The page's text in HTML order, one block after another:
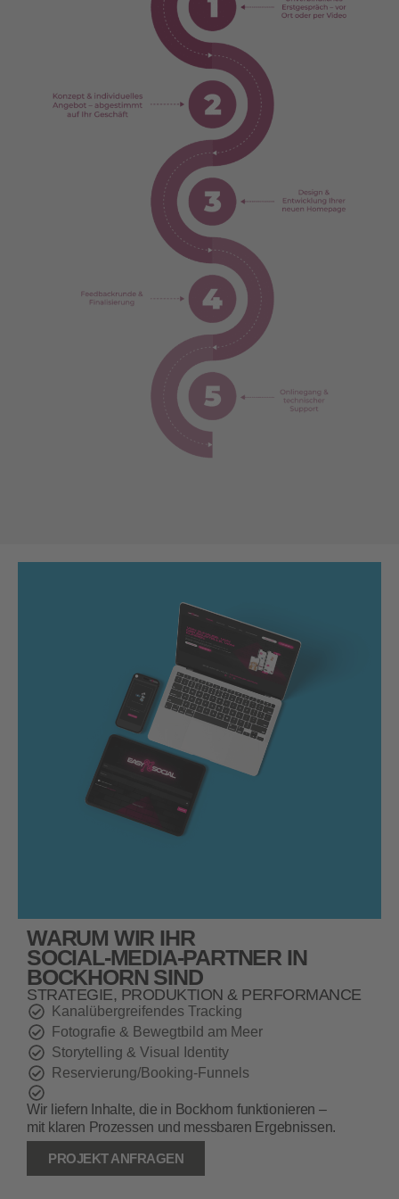
WARUM WIR IHR
SOCIAL‑MEDIA‑PARTNER IN
BOCKHORN SIND
STRATEGIE, PRODUKTION & PERFORMANCE
Kanalübergreifendes Tracking
Fotografie & Bewegtbild am Meer
Storytelling & Visual Identity
Reservierung/Booking‑Funnels
Wir liefern Inhalte, die in Bockhorn funktionieren –
mit klaren Prozessen und messbaren Ergebnissen.
PROJEKT ANFRAGEN